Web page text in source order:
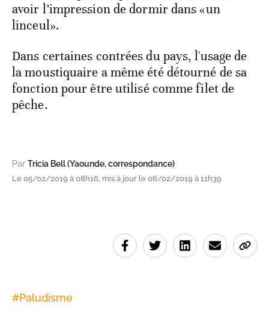
avoir l’impression de dormir dans «un
linceul».
Dans certaines contrées du pays, l'usage de
la moustiquaire a même été détourné de sa
fonction pour être utilisé comme filet de
pêche.
Par Tricia Bell (Yaounde, correspondance)
Le 05/02/2019 à 08h16, mis à jour le 06/02/2019 à 11h39
#Paludisme